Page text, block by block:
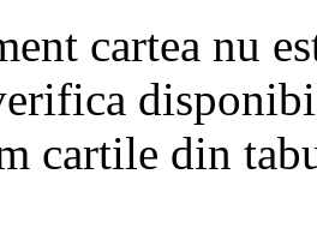
cartea nu
cartile din